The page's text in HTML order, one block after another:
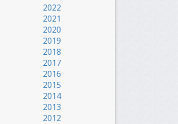
2022
2021
2020
2019
2018
2017
2016
2015
2014
2013
2012